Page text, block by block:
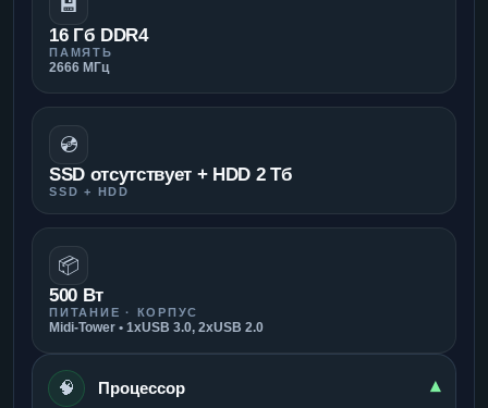
16 Гб DDR4
ПАМЯТЬ
2666 МГц
💿
SSD отсутствует + HDD 2 Тб
SSD + HDD
📦
500 Вт
ПИТАНИЕ · КОРПУС
Midi-Tower • 1xUSB 3.0, 2xUSB 2.0
🧠 Процессор ▾